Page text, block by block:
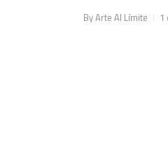
ByArte Al Límite 1